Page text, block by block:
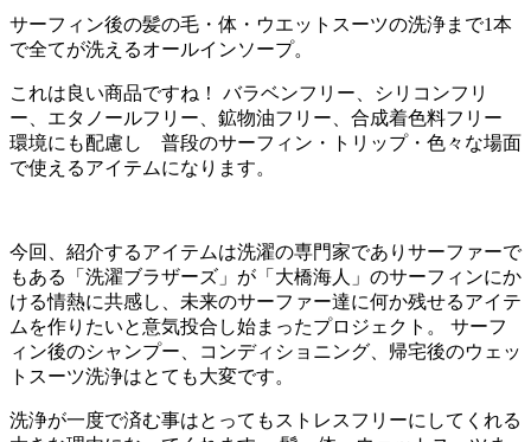
サーフィン後の髪の毛・体・ウエットスーツの洗浄まで1本
で全てが洗えるオールインソープ。
これは良い商品ですね！ バラベンフリー、シリコンフリ
ー、エタノールフリー、鉱物油フリー、合成着色料フリー
環境にも配慮し 普段のサーフィン・トリップ・色々な場面
で使えるアイテムになります。
今回、紹介するアイテムは洗濯の専門家でありサーファーで
もある「洗濯ブラザーズ」が「大橋海人」のサーフィンにか
ける情熱に共感し、未来のサーファー達に何か残せるアイテ
ムを作りたいと意気投合し始まったプロジェクト。 サーフ
ィン後のシャンプー、コンディショニング、帰宅後のウェッ
トスーツ洗浄はとても大変です。
洗浄が一度で済む事はとってもストレスフリーにしてくれる